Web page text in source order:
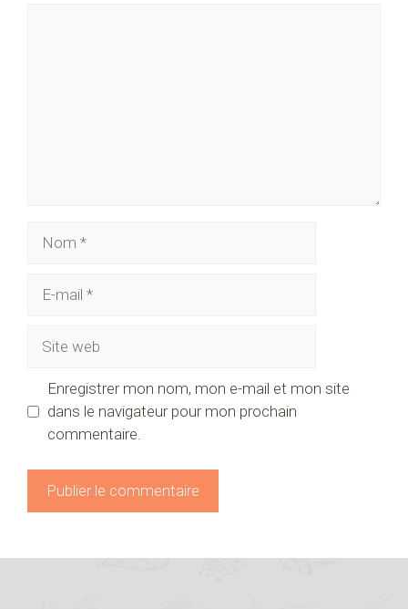
Enregistrer mon nom, mon e-mail et mon site
dans le navigateur pour mon prochain
commentaire.